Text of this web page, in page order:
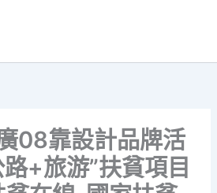
08靠設計品牌活
+旅游”扶貧項目